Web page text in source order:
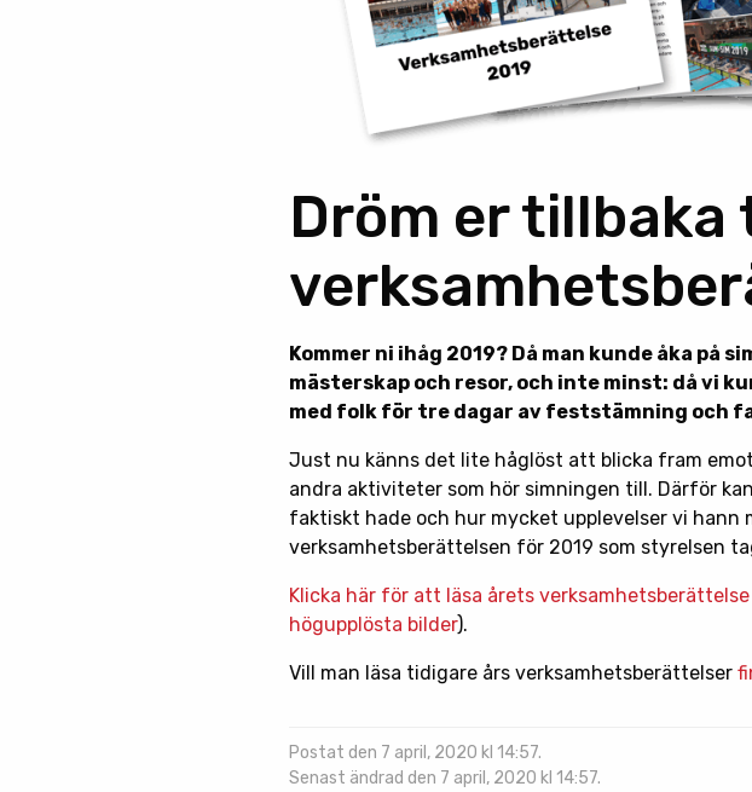
Dröm er tillbaka
Kommer ni ihåg 2019? Då man kunde åka på
mästerskap och resor, och inte minst: då vi
med folk för tre dagar av feststämning och
Just nu känns det lite håglöst att blicka fram
andra aktiviteter som hör simningen till. Därför
faktiskt hade och hur mycket upplevelser vi hann
verksamhetsberättelsen för 2019 som styrelsen
Klicka här för att läsa årets verksamhetsberättelse
högupplösta bilder).
Vill man läsa tidigare års verksamhetsberättelser
Postat den 7 april, 2020 kl 14:57.
Senast ändrad den 7 april, 2020 kl 14:57.